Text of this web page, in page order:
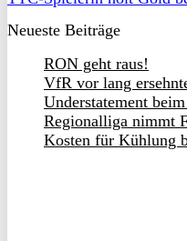
Neueste Beiträge
RON geht raus!
VfR vor lang
Understatement
Regionalliga nimmt
Kosten für Kühlung